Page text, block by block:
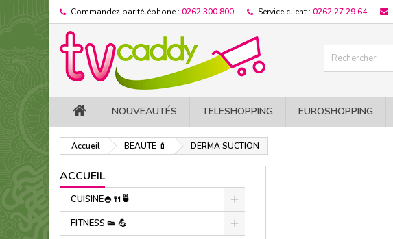
Commandez par téléphone : 0262 300 800 Service client : 0262 27 29 64
NOUVEAUTÉS TELESHOPPING EUROSHOPPING
Accueil BEAUTE 💄 DERMA SUCTION
ACCUEIL
CUISINE🍚​🍴​🍵​
FITNESS 👟 ​💪​